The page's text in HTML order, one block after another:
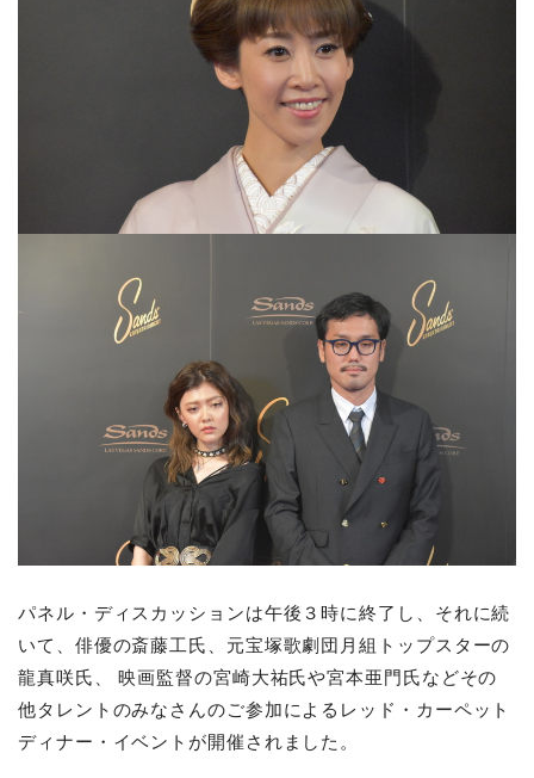
パネル・ディスカッションは午後３時に終了し、それに続
いて、俳優の斎藤⼯⽒、元宝塚歌劇団⽉組トップスターの
⿓真咲⽒、 映画監督の宮崎⼤祐⽒や宮本亜⾨⽒などその
他タレントのみなさんのご参加によるレッド・カーペット
ディナー・イベントが開催されました。